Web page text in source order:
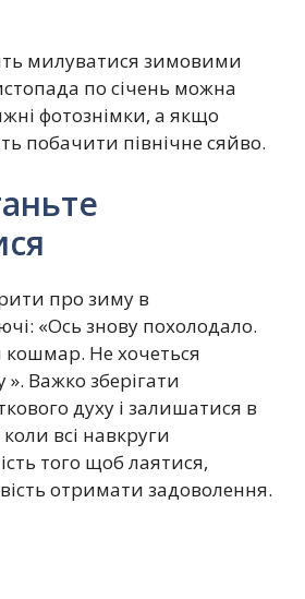
милуватися зимовими
по січень можна
фотознімки, а якщо
побачити північне сяйво.
про зиму в
«Ось знову похолодало.
кошмар. Не хочеться
Важко зберігати
духу і залишатися в
всі навкруги
того щоб лаятися,
отримати задоволення.